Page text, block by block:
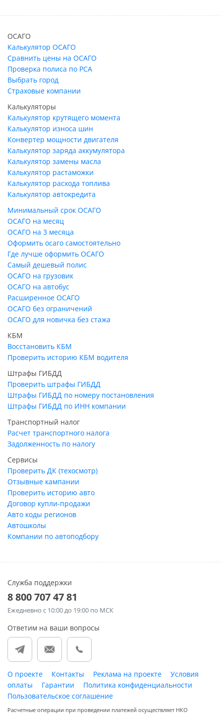
ОСАГО
Калькулятор ОСАГО
Сравнить цены на ОСАГО
Проверка полиса по РСА
Выбрать город
Страховые компании
Калькуляторы
Калькулятор крутящего момента
Калькулятор износа шин
Конвертер мощности двигателя
Калькулятор заряда аккумулятора
Калькулятор замены масла
Калькулятор растаможки
Калькулятор расхода топлива
Калькулятор автокредита
Минимальный срок ОСАГО
ОСАГО на месяц
ОСАГО на 3 месяца
Оформить осаго самостоятельно
Где лучше оформить ОСАГО
Самый дешевый полис
ОСАГО на грузовик
ОСАГО на автобус
Расширенное ОСАГО
ОСАГО без ограничений
ОСАГО для новичка без стажа
КБМ
Восстановить КБМ
Проверить историю КБМ водителя
Штрафы ГИБДД
Проверить штрафы ГИБДД
Штрафы ГИБДД по номеру постановления
Штрафы ГИБДД по ИНН компании
Транспортный налог
Расчет транспортного налога
Задолженность по налогу
Сервисы
Проверить ДК (техосмотр)
Отзывные кампании
Проверить историю авто
Договор купли-продажи
Авто коды регионов
Автошколы
Компании по автоподбору
Служба поддержки
8 800 707 47 81
Ежедневно с 10:00 до 19:00 по МСК
Ответим на ваши вопросы
О проекте Контакты Реклама на проекте
Условия
оплаты
Гарантии
Политика конфиденциальности
Пользовательское соглашение
Расчетные операции при проведении платежей осуществляет НКО